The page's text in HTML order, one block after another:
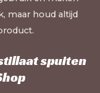
maar houd altijd
spuiten